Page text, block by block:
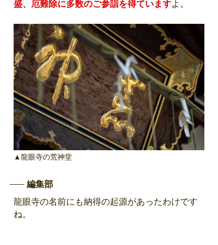
盛、厄難除に多数のご参詣を得ていますよ。
▲龍眼寺の荒神堂
編集部
龍眼寺の名前にも納得の起源があったわけです
ね。